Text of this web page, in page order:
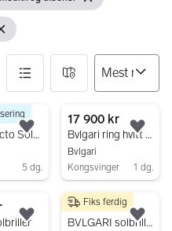
Fjern filter
filter
Bvlgari Octo Solotempo 38mm
5 dg.
Legg til som favoritt.
17 900 kr
Bvlgari ring hvitt gull unisex
Bvlgari
Kongsvinger
1 dg.
Legg til som favoritt.
999 kr
BVLGARI solbriller ~ Y2K
Fiks ferdig